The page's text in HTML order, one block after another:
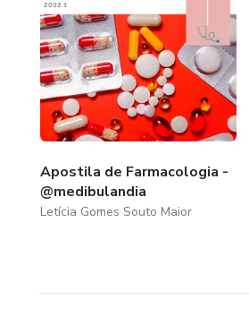
Apostila de Farmacologia -
@medibulandia
Letícia Gomes Souto Maior